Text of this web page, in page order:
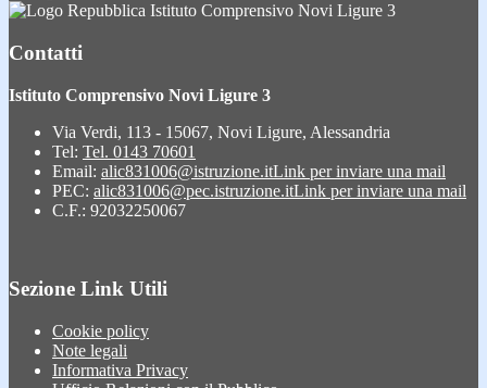
Istituto Comprensivo Novi Ligure 3
Contatti
Istituto Comprensivo Novi Ligure 3
Via Verdi, 113 - 15067, Novi Ligure, Alessandria
Tel: Tel. 0143 70601
Email: alic831006@istruzione.itLink per inviare una mail
PEC: alic831006@pec.istruzione.itLink per inviare una mail
C.F.: 92032250067
Sezione Link Utili
Cookie policy
Note legali
Informativa Privacy